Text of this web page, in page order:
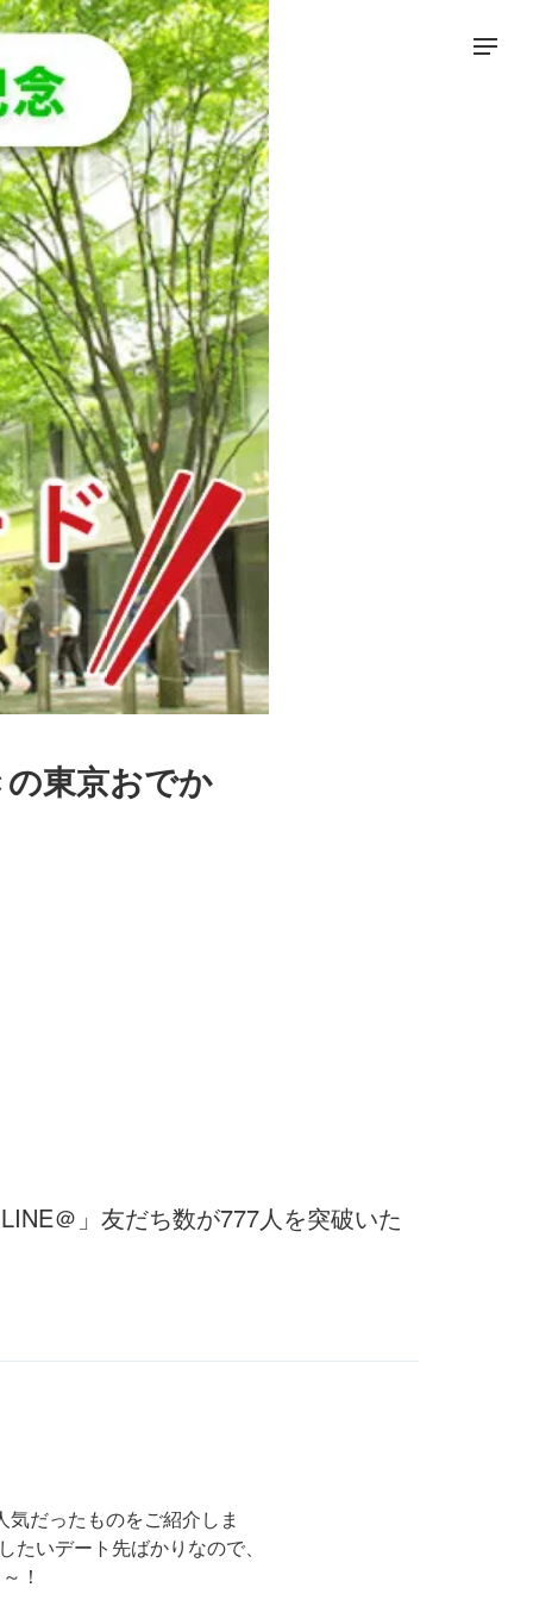
東京おでか
＠」友だち数が777人を突破いた
だったものをご紹介しま
たいデート先ばかりなので、
！